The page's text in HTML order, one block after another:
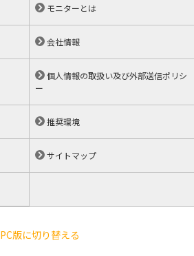
モニターとは
会社情報
個人情報の取扱い及び外部送信ポリシ
ー
推奨環境
サイトマップ
PC版に切り替える